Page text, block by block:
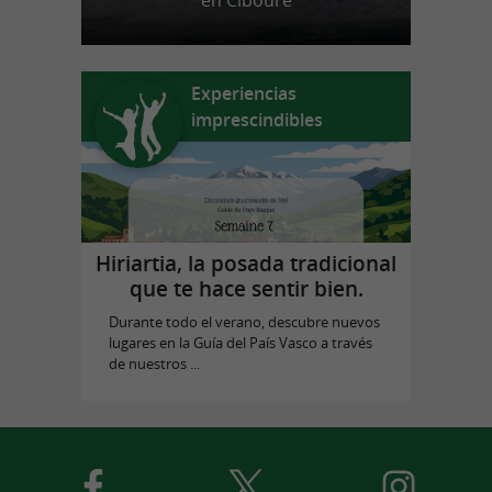
Experiencias
imprescindibles
Hiriartia, la posada tradicional
que te hace sentir bien.
Durante todo el verano, descubre nuevos
lugares en la Guía del País Vasco a través
de nuestros ...